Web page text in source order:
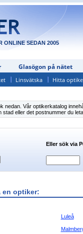
ONLINE SEDAN 2005
Glasögon på nätet
Linsvätska Hitta
Vår optikerkatalog
eller det postnummer du
Eller sök via
en optiker:
Luleå